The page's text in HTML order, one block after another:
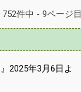
752件中 - 9ページ目
2025年3月6日よ